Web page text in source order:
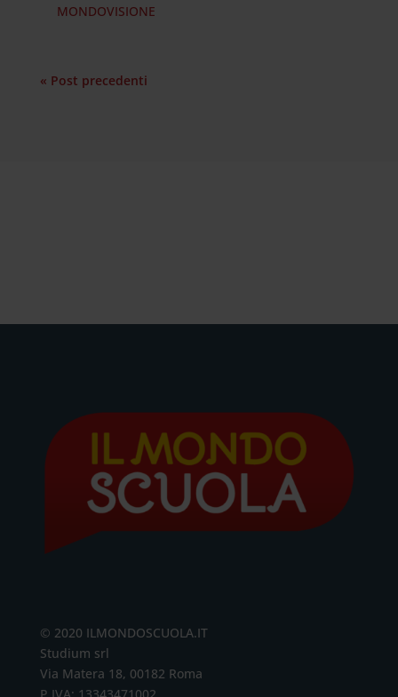
MONDOVISIONE
« Post precedenti
© 2020 ILMONDOSCUOLA.IT
Studium srl
Via Matera 18, 00182 Roma
P.IVA: 13343471002